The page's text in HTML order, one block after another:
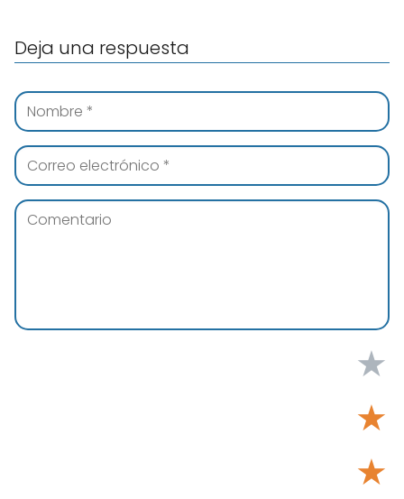
Deja una respuesta
★
★
★